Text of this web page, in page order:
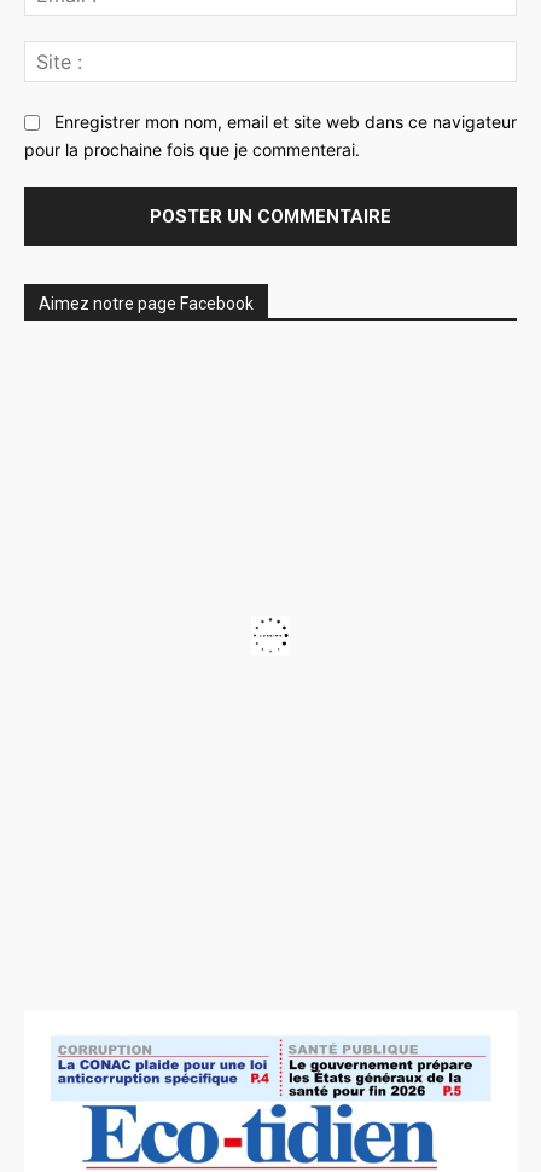
:*
:
Enregistrer mon nom, email et site web dans ce navigateur
pour la prochaine fois que je commenterai.
Aimez notre page Facebook